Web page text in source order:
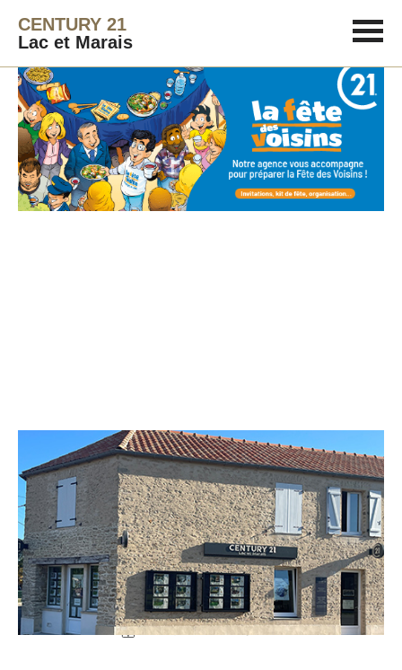
CENTURY 21
Lac et Marais
CENTURY 21 Lac et Marais
23 Rue de Nantes
44270 MACHECOUL
Me rendre à l'agence
Téléphoner à l'agence